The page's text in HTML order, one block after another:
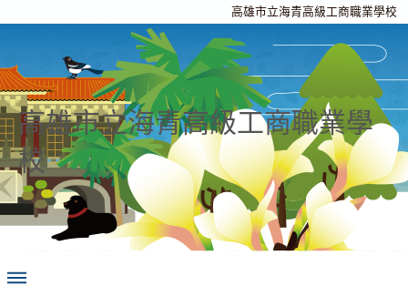
高雄市立海青高級工商職業學校
高雄市立海青高級工商職業學
校